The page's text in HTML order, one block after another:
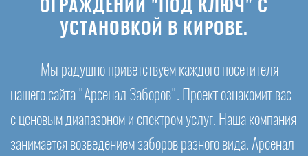
ОГРАЖДЕНИЙ "ПОД КЛЮЧ" С
УСТАНОВКОЙ В КИРОВЕ.
Мы радушно приветствуем каждого посетителя
нашего сайта "Арсенал Заборов". Проект ознакомит вас
с ценовым диапазоном и спектром услуг. Наша компания
занимается возведением заборов разного вида. Арсенал